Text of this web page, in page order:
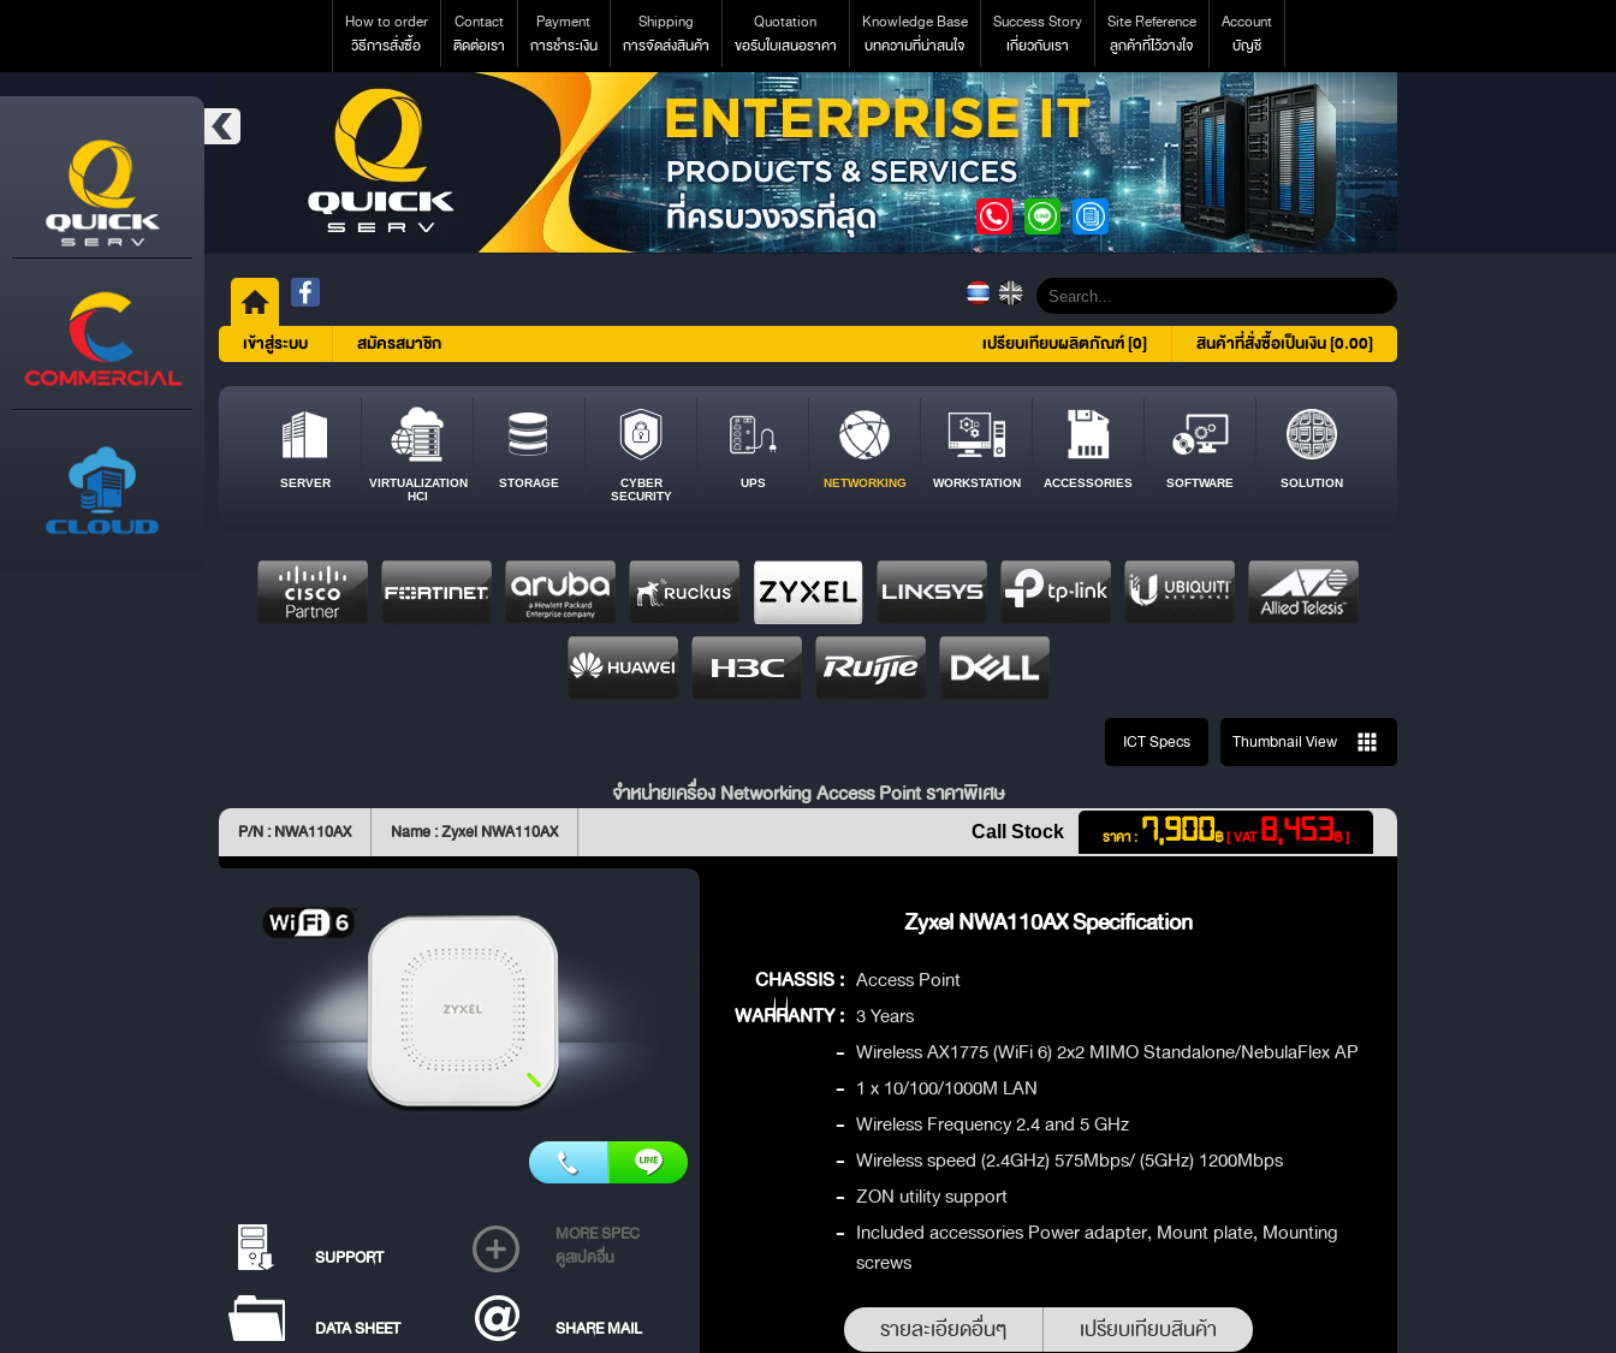
How to order
วิธีการสั่งซื้อ
Contact
ติดต่อเรา
Payment
การชำระเงิน
Shipping
การจัดส่งสินค้า
Quotation
ขอรับใบเสนอราคา
Knowledge Base
บทความที่น่าสนใจ
Success Story
เกี่ยวกับเรา
Site Reference
ลูกค้าที่ไว้วางใจ
Account
บัญชี
เข้าสู่ระบบ สมัครสมาชิก สินค้าที่สั่งซื้อเป็นเงิน [0.00]
เปรียบเทียบผลิตภัณฑ์ [0]
SERVER
VIRTUALIZATION
HCI
STORAGE
CYBER
SECURITY
UPS NETWORKING WORKSTATION ACCESSORIES SOFTWARE SOLUTION
ICT Specs Thumbnail View
จำหน่ายเครื่อง Networking Access Point ราคาพิเศษ
P/N : NWA110AX Name : Zyxel NWA110AX ราคา : 7,900฿[ VAT8,453฿ ]
Call Stock
SUPPORT
MORE SPEC
ดูสเปคอื่น
DATA SHEET SHARE MAIL
Zyxel NWA110AX Specification
CHASSIS : Access Point
WARRANTY : 3 Years
- Wireless AX1775 (WiFi 6) 2x2 MIMO Standalone/NebulaFlex AP
- 1 x 10/100/1000M LAN
- Wireless Frequency 2.4 and 5 GHz
- Wireless speed (2.4GHz) 575Mbps/ (5GHz) 1200Mbps
- ZON utility support
- Included accessories Power adapter, Mount plate, Mounting
screws
รายละเอียดอื่นๆ เปรียบเทียบสินค้า